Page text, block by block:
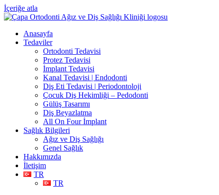
İçeriğe atla
Anasayfa
Tedaviler
Ortodonti Tedavisi
Protez Tedavisi
İmplant Tedavisi
Kanal Tedavisi | Endodonti
Diş Eti Tedavisi | Periodontoloji
Çocuk Diş Hekimliği – Pedodonti
Gülüş Tasarımı
Diş Beyazlatma
All On Four İmplant
Sağlık Bilgileri
Ağız ve Diş Sağlığı
Genel Sağlık
Hakkımızda
İletişim
TR
TR